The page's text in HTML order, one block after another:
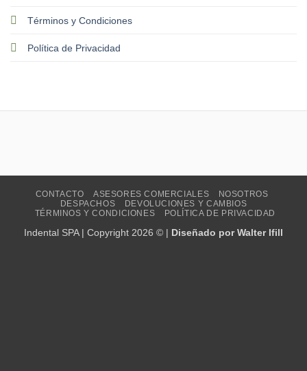
Términos y Condiciones
Política de Privacidad
CONTACTO ASESORES COMERCIALES
NOSOTROS
DESPACHOS
DEVOLUCIONES Y CAMBIOS
TÉRMINOS Y CONDICIONES
POLÍTICA DE PRIVACIDAD
Indental SPA | Copyright 2026 © | Diseñado por Walter Ifill